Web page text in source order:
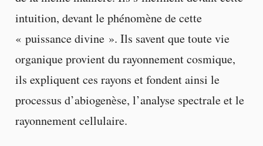
intuition, devant le phénomène de cette
« puissance divine ». Ils savent que toute vie
organique provient du rayonnement cosmique,
ils expliquent ces rayons et fondent ainsi le
processus d’abiogenèse, l’analyse spectrale et le
rayonnement cellulaire.